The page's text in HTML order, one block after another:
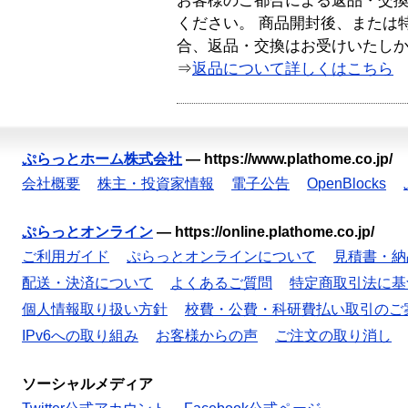
ください。 商品開封後、または
合、返品・交換はお受けいたし
⇒返品について詳しくはこちら
ぷらっとホーム株式会社 — https://www.plathome.co.jp/
会社概要
株主・投資家情報 電子公告 OpenBlocks
ぷらっとオンライン — https://online.plathome.co.jp/
ご利用ガイド
ぷらっとオンラインについて
見積書・
配送・決済について
よくあるご質問
特定商取引法に
個人情報取り扱い方針
校費・公費・科研費払い取引のご
IPv6への取り組み
お客様からの声 ご注文の取り消し
ソーシャルメディア